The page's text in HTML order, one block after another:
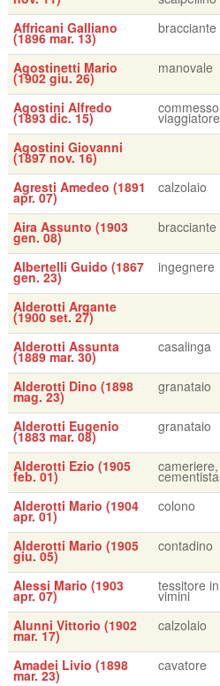
Affricani Galliano
(1896 mar. 13)
bracciante
Agostinetti Mario
(1902 giu. 26)
manovale
Agostini Alfredo
(1893 dic. 15)
commesso
viaggiatore
Agostini Giovanni
(1897 nov. 16)
Agresti Amedeo (1891
apr. 07)
calzolaio
Aira Assunto (1903
gen. 08)
bracciante
Albertelli Guido (1867
gen. 23)
ingegnere
Alderotti Argante
(1900 set. 27)
Alderotti Assunta
(1889 mar. 30)
casalinga
Alderotti Dino (1898
mag. 23)
granataio
Alderotti Eugenio
(1883 mar. 08)
granataio
Alderotti Ezio (1905
feb. 01)
cameriere,
cementista
Alderotti Mario (1904
apr. 01)
colono
Alderotti Mario (1905
giu. 05)
contadino
Alessi Mario (1903
apr. 07)
tessitore in
vimini
Alunni Vittorio (1902
mar. 17)
calzolaio
Amadei Livio (1898
mar. 23)
cavatore